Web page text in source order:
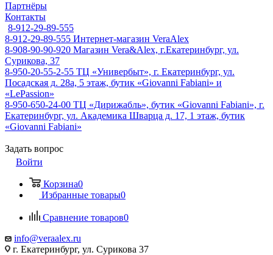
Партнёры
Контакты
8-912-29-89-555
8-912-29-89-555 Интернет-магазин VeraAlex
8-908-90-90-920 Магазин Vera&Alex, г.Екатеринбург, ул.
Сурикова, 37
8-950-20-55-2-55 ТЦ «Универбыт», г. Екатеринбург, ул.
Посадская д. 28а, 5 этаж, бутик «Giovanni Fabiani» и
«LePassion»
8-950-650-24-00 ТЦ «Дирижабль», бутик «Giovanni Fabiani», г.
Екатеринбург, ул. Академика Шварца д. 17, 1 этаж, бутик
«Giovanni Fabiani»
Задать вопрос
Войти
Корзина0
Избранные товары0
Сравнение товаров0
info@veraalex.ru
г. Екатеринбург, ул. Сурикова 37